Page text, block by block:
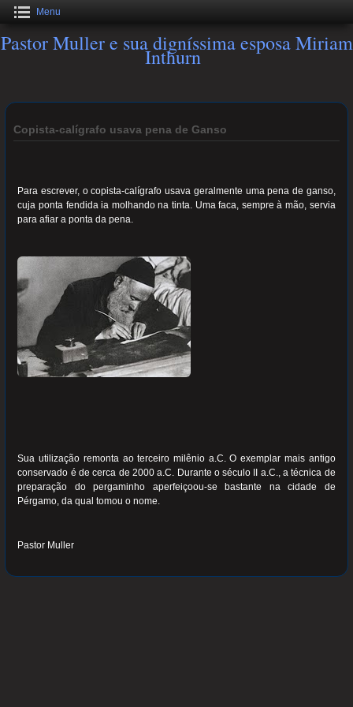
Menu
Pastor Muller e sua digníssima esposa Miriam
Inthurn
Copista-calígrafo usava pena de Ganso
Para escrever, o copista-calígrafo usava geralmente uma pena de ganso,
cuja ponta fendida ia molhando na tinta. Uma faca, sempre à mão, servia
para afiar a ponta da pena.
Sua utilização remonta ao terceiro milênio a.C. O exemplar mais antigo
conservado é de cerca de 2000 a.C. Durante o século II a.C., a técnica de
preparação do pergaminho aperfeiçoou-se bastante na cidade de
Pérgamo, da qual tomou o nome.
Pastor Muller